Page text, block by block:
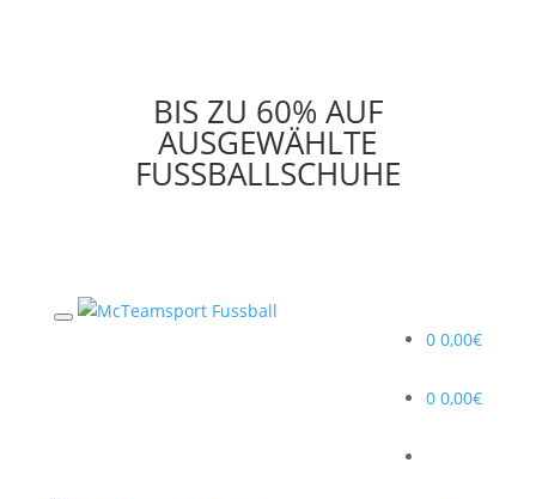
BIS ZU 60% AUF
AUSGEWÄHLTE
FUSSBALLSCHUHE
0 0,00€
0 0,00€